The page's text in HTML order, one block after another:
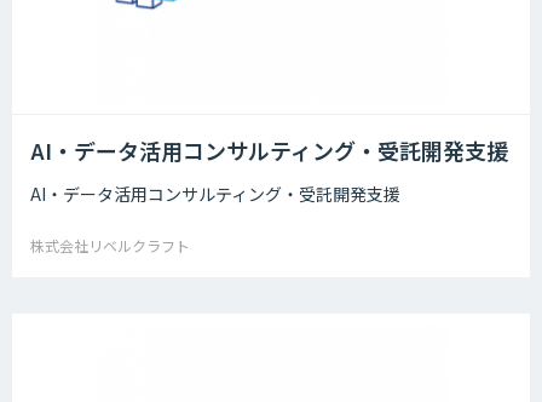
AI・データ活用コンサルティング・受託開発支援
AI・データ活用コンサルティング・受託開発支援
株式会社リベルクラフト